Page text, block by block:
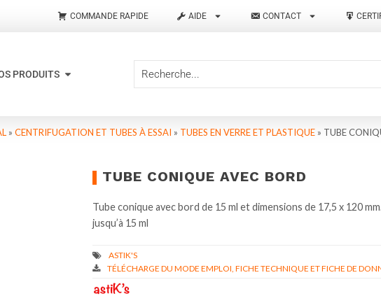
COMMANDE RAPIDE AIDE CONTACT
PRODUITS
» CENTRIFUGATION ET TUBES À ESSAI » TUBES EN VERRE ET PLASTIQUE » TUBE
TUBE CONIQUE AVEC BORD
Tube conique avec bord de 15 ml et dimensions de 17,5 x 120
jusqu’à 15 ml
TÉLÉCHARGE DU MODE EMPLOI, FICHE TECHNIQUE ET FICHE DE